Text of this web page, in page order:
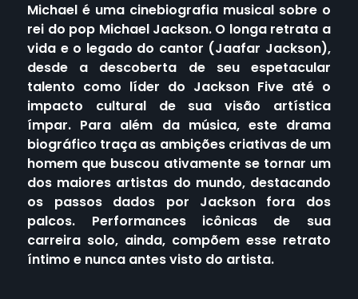
Michael é uma cinebiografia musical sobre o
rei do pop Michael Jackson. O longa retrata a
vida e o legado do cantor (Jaafar Jackson),
desde a descoberta de seu espetacular
talento como líder do Jackson Five até o
impacto cultural de sua visão artística
ímpar. Para além da música, este drama
biográfico traça as ambições criativas de um
homem que buscou ativamente se tornar um
dos maiores artistas do mundo, destacando
os passos dados por Jackson fora dos
palcos. Performances icônicas de sua
carreira solo, ainda, compõem esse retrato
íntimo e nunca antes visto do artista.